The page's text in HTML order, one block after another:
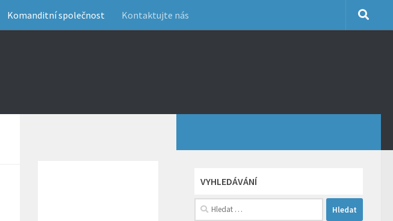
Komanditní společnost Kontaktujte nás
VYHLEDÁVÁNÍ
Vyhledávání